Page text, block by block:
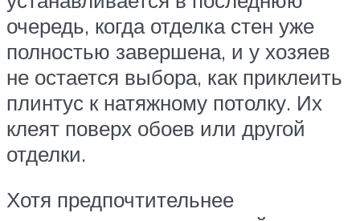
очередь, когда отделка стен уже
полностью завершена, и у хозяев
не остается выбора, как приклеить
плинтус к натяжному потолку. Их
клеят поверх обоев или другой
отделки.
Хотя предпочтительнее